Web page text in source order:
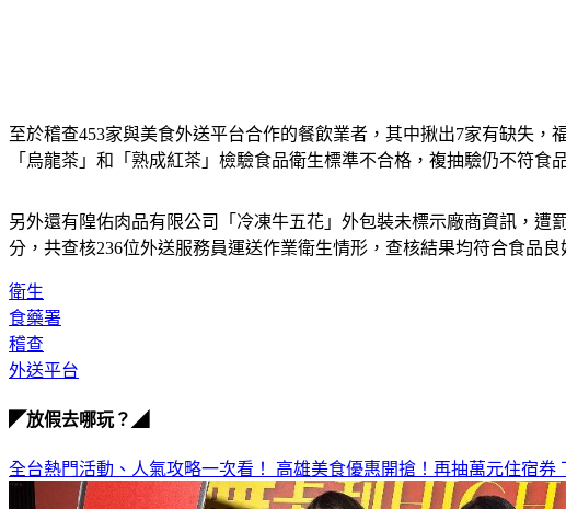
至於稽查453家與美食外送平台合作的餐飲業者，其中揪出7家有缺失
「烏龍茶」和「熟成紅茶」檢驗食品衛生標準不合格，複抽驗仍不符
另外還有隍佑肉品有限公司「冷凍牛五花」外包裝未標示廠商資訊，
分，共查核236位外送服務員運送作業衛生情形，查核結果均符合食品良
衛生
食藥署
稽查
外送平台
◤放假去哪玩？◢
全台熱門活動、人氣攻略一次看！ 高雄美食優惠開搶！再抽萬元住宿券